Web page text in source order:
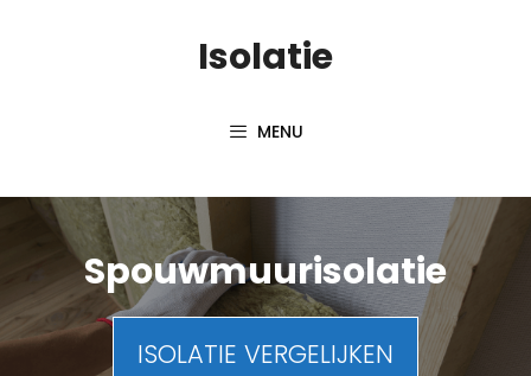
Isolatie
MENU
Spouwmuurisolatie
ISOLATIE VERGELIJKEN